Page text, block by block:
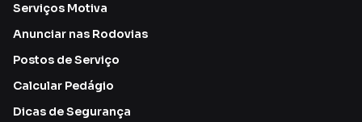
Serviços Motiva
Anunciar nas Rodovias
Postos de Serviço
Calcular Pedágio
Dicas de Segurança